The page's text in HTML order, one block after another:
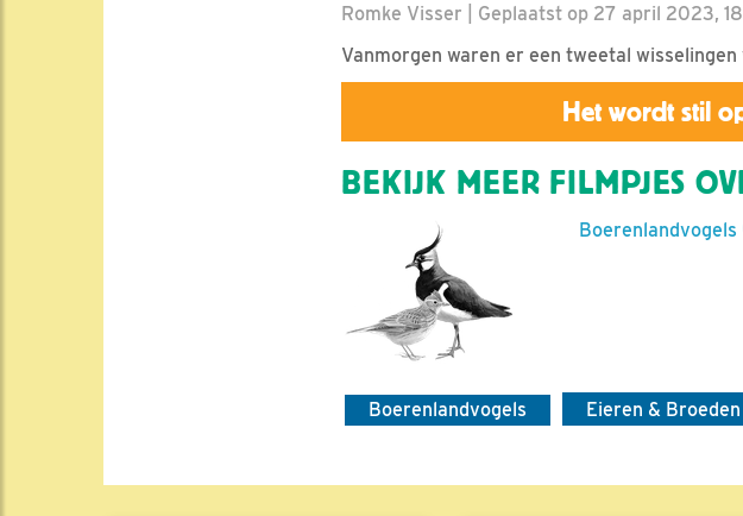
Romke Visser | Geplaatst op 27 april 2023,
Vanmorgen waren er een tweetal
Het wordt stil
BEKIJK MEER FILMPJES
Boerenlandvogels
Boerenlandvogels Eieren & Broeden